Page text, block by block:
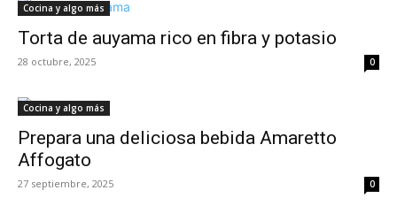
Cocina y algo más
Torta de auyama rico en fibra y potasio
28 octubre, 2025 0
Cocina y algo más
Prepara una deliciosa bebida Amaretto
Affogato
27 septiembre, 2025 0